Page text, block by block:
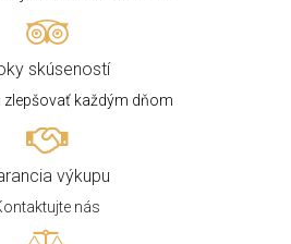
skúseností
zlepšovať každým dňom
výkupu
nás